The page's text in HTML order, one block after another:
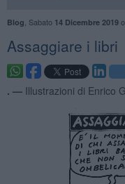
Blog Sabato 14 Dicembre 2019
Assaggiare i libri
. — Illustrazioni di Enrico